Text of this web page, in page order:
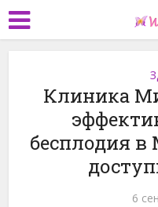
Клиника
бесплодия
6